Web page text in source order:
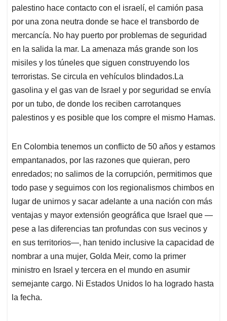
palestino hace contacto con el israelí, el camión pasa
por una zona neutra donde se hace el transbordo de
mercancía. No hay puerto por problemas de seguridad
en la salida la mar. La amenaza más grande son los
misiles y los túneles que siguen construyendo los
terroristas. Se circula en vehículos blindados.La
gasolina y el gas van de Israel y por seguridad se envía
por un tubo, de donde los reciben carrotanques
palestinos y es posible que los compre el mismo Hamas.
En Colombia tenemos un conflicto de 50 años y estamos
empantanados, por las razones que quieran, pero
enredados; no salimos de la corrupción, permitimos que
todo pase y seguimos con los regionalismos chimbos en
lugar de unirnos y sacar adelante a una nación con más
ventajas y mayor extensión geográfica que Israel que —
pese a las diferencias tan profundas con sus vecinos y
en sus territorios—, han tenido inclusive la capacidad de
nombrar a una mujer, Golda Meir, como la primer
ministro en Israel y tercera en el mundo en asumir
semejante cargo. Ni Estados Unidos lo ha logrado hasta
la fecha.